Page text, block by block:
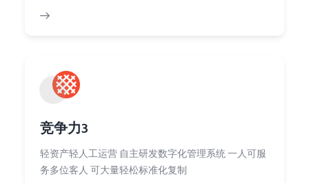
竞争力3
轻资产轻人工运营 自主研发数字化管理系统 一人可服
务多位客人 可大量轻松标准化复制